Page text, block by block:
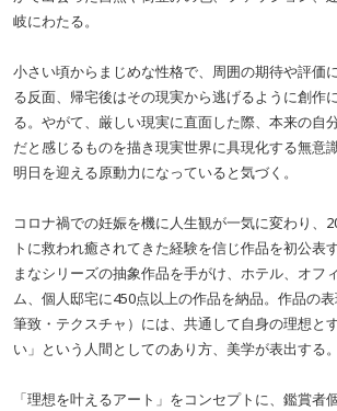
岐にわたる。
小さい頃からまじめな性格で、周囲の期待や評価
る反面、帰宅後はその現実から逃げるように創作
る。やがて、厳しい現実に直面した際、本来の自
だと感じるものを描き現実世界に具現化する無意
明日を迎える原動力になっていると気づく。
コロナ禍での妊娠を機に人生観が一気に変わり、
トに救われ癒されてきた経験を信じ作品を初公表
まなシリーズの抽象作品を手がけ、ホテル、オフ
ム、個人邸宅に450点以上の作品を納品。作品の表
筆致・テクスチャ）には、共通して自身の理想と
い」という人間としてのあり方、美学が表出する。
「理想を叶えるアート」をコンセプトに、鑑賞者